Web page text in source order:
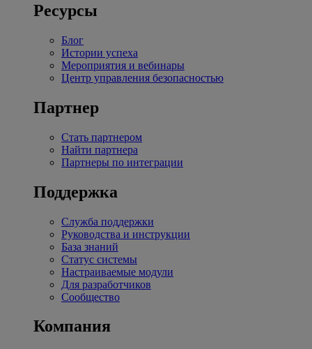
Ресурсы
Блог
Истории успеха
Мероприятия и вебинары
Центр управления безопасностью
Партнер
Стать партнером
Найти партнера
Партнеры по интеграции
Поддержка
Служба поддержки
Руководства и инструкции
База знаний
Статус системы
Настраиваемые модули
Для разработчиков
Сообщество
Компания